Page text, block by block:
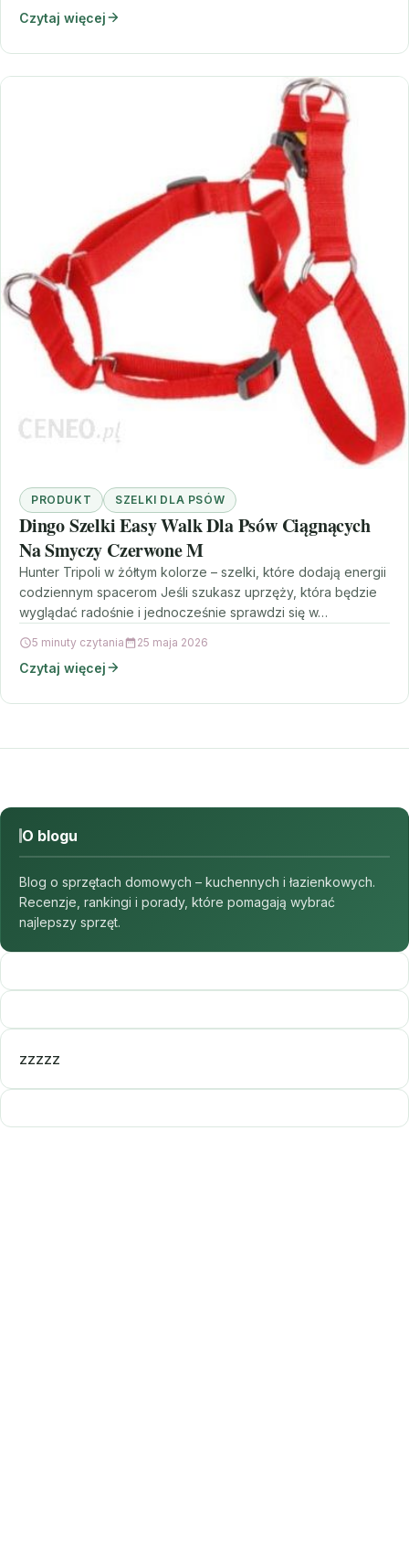
Czytaj więcej
PRODUKT SZELKI DLA PSÓW
Dingo Szelki Easy Walk Dla Psów Ciągnących
Na Smyczy Czerwone M
Hunter Tripoli w żółtym kolorze – szelki, które dodają energii
codziennym spacerom Jeśli szukasz uprzęży, która będzie
wyglądać radośnie i jednocześnie sprawdzi się w…
5 minuty czytania 25 maja 2026
Czytaj więcej
O blogu
Blog o sprzętach domowych – kuchennych i łazienkowych.
Recenzje, rankingi i porady, które pomagają wybrać
najlepszy sprzęt.
zzzzz